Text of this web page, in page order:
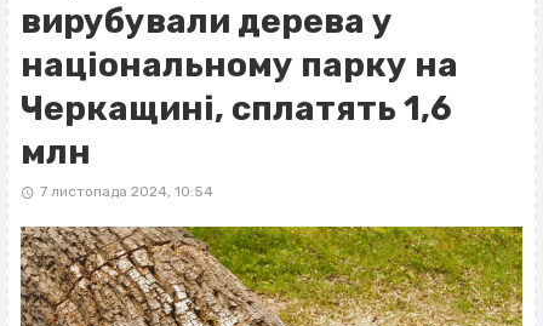
вирубували дерева у
національному парку на
Черкащині, сплатять 1,6
млн
7 листопада 2024, 10:54